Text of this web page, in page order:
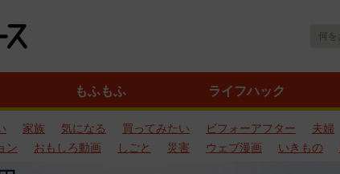
もふもふ ライフハック
家族 気になる 買ってみたい ビフォーアフター 夫婦
ン
おもしろ動画 しごと 災害 ウェブ漫画 いきもの